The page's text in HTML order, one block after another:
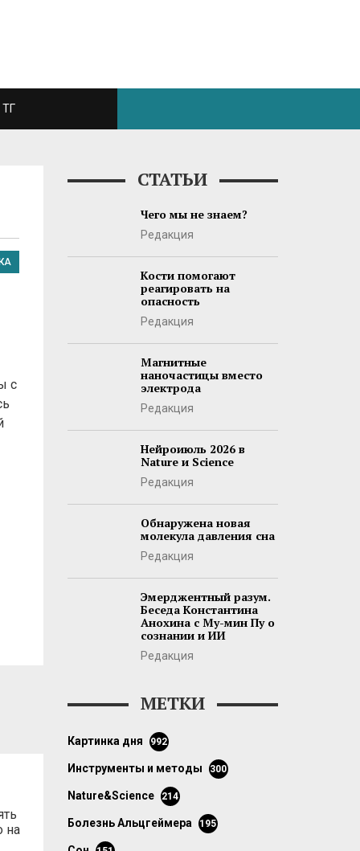
ТГ
с
на
СТАТЬИ
Чего мы не знаем?
Редакция
Кости помогают
реагировать на
опасность
Редакция
Магнитные
наночастицы вместо
электрода
Редакция
Нейроиюль 2026 в
Nature и Science
Редакция
Обнаружена новая
молекула давления сна
Редакция
Эмерджентный разум.
Беседа Константина
Анохина с Му-мин Пу о
сознании и ИИ
Редакция
МЕТКИ
картинка дня 992
инструменты и методы 300
Nature&Science 214
болезнь Альцгеймера 195